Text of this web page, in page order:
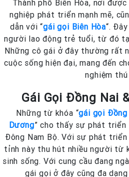
Thành phố Biên Hòa, nơi
nghiệp phát triển mạnh mẽ,
dẫn với “gái gọi Biên Hòa“.
người lao động trẻ tuổi, từ đó
Những cô gái ở đây thường rất
cuộc sống hiện đại, mang đến
nghiệm thú
Gái Gọi Đồng Nai
Những từ khóa “gái gọi Đồng
Dương” cho thấy sự phát triển
Đông Nam Bộ. Với sự phát triển
tỉnh này thu hút nhiều người từ
sinh sống. Với cung cầu đang
gái gọi ở đây cũng đa